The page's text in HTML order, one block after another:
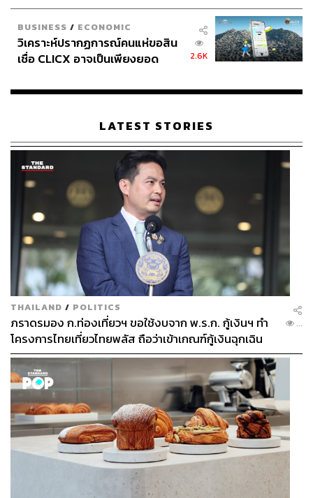
BUSINESS / ECONOMIC
วิเคราะห์ปรากฏการณ์คนแห่ขอสิน
เชื่อ CLICX อาจเป็นเพียงยอด
เรือนไทยที่ถูกซุกไว้
2.6K
LATEST STORIES
THAILAND / POLITICS
ภราดรมอง ก.ท่องเที่ยวฯ ขอใช้งบจาก พ.ร.ก. กู้เงินฯ ทำ
โครงการไทยเที่ยวไทยพลัส ถือว่าเข้าเกณฑ์กู้เงินฉุกเฉิน
...